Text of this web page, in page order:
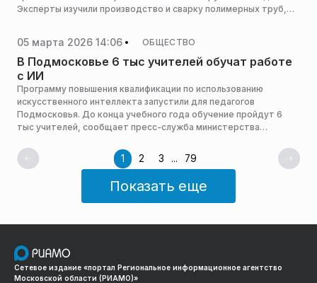
Эксперты изучили производство и сварку полимерных труб,
05 марта 2026 14:06 ОБЩЕСТВО
В Подмосковье 6 тыс учителей обучат работе
с ИИ
Программу повышения квалификации по использованию
искусственного интеллекта запустили для педагогов
Подмосковья. До конца учебного года обучение пройдут 6
тыс учителей, сообщает пресс-служба министерства
1 2 3 ... 79
Показать еще
Сетевое издание «портал Региональное информационное агентство
Московской области (РИАМО)»